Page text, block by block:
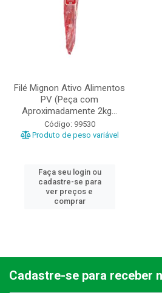
Filé Mignon Ativo Alimentos
PV (Peça com
Aproximadamente 2kg...
Código: 99530
Produto de peso variável
Faça seu login ou
cadastre-se para
ver preços e
comprar
Cadastre-se para receber